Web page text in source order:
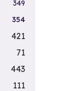
349
354
421
71
443
111